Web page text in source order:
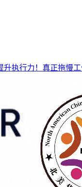
升执行力！真正拖慢